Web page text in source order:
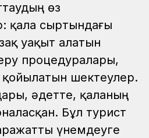
өз
қала сыртындағы
уақыт алатын
процедуралары,
шектеулер.
әдетте, қаланың
Бұл турист
үнемдеуге